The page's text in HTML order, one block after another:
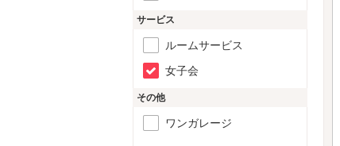
サービス
ルームサービス
女子会
その他
ワンガレージ